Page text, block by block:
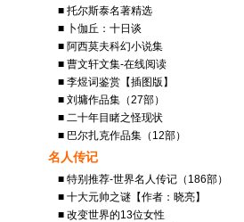
■ 托尔斯泰名著精选
■ 卜伽丘：十日谈
■ 阿西莫夫科幻小说集
■ 曹文轩文集-在线阅读
■ 李煜词鉴赏【插图版】
■ 刘墉作品集（27部）
■ 二十年目睹之怪现状
■ 巴尔扎克作品集（12部）
名人传记
■ 特别推荐-世界名人传记（186部）
■ 十大元帅之谜【作者：晓亮】
■ 改变世界的13位女性